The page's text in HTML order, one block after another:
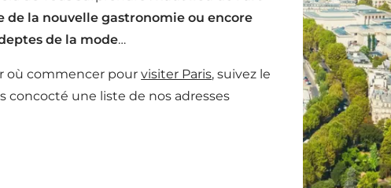
de la nouvelle gastronomie ou encore
de la mode…
où commencer pourvisiter Paris, suivez le
concocté une liste de nos adresses